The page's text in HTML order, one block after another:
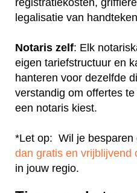
registratiekosten,
legalisatie van
Notaris zelf: Elk
eigen tariefstructuur en
hanteren voor dezelfde
verstandig om offertes
een notaris kiest.
*Let op: Wil je besparen
dan gratis en vrijblijvend
in jouw regio.